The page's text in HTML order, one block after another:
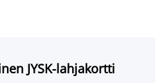
JYSK-lahjakortti